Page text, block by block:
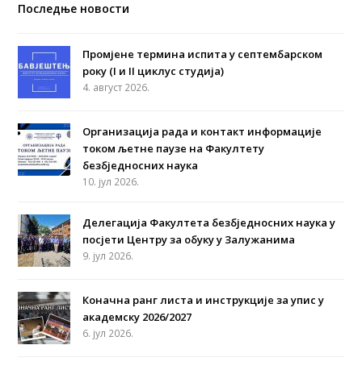
Последње новости
Промјене термина испита у септембарском
року (I и II циклус студија)
4. август 2026.
Организација рада и контакт информације
током љетне паузе на Факултету
безбједносних наука
10. јул 2026.
Делегација Факултета безбједносних наука у
посјети Центру за обуку у Залужанима
9. јул 2026.
Коначна ранг листа и инструкције за упис у
академску 2026/2027
6. јул 2026.